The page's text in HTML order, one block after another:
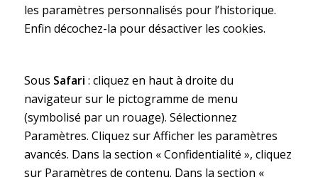
les paramètres personnalisés pour l’historique.
Enfin décochez-la pour désactiver les cookies.
Sous Safari : cliquez en haut à droite du
navigateur sur le pictogramme de menu
(symbolisé par un rouage). Sélectionnez
Paramètres. Cliquez sur Afficher les paramètres
avancés. Dans la section « Confidentialité », cliquez
sur Paramètres de contenu. Dans la section «